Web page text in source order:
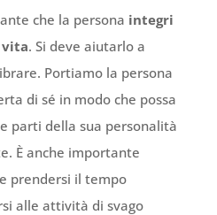
che la persona integri
vita. Si deve aiutarlo a
Portiamo la persona
di sé in modo che possa
parti della sua personalità
È anche importante
prendersi il tempo
alle attività di svago